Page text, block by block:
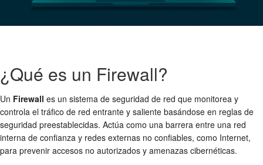
¿Qué es un Firewall?
Un Firewall es un sistema de seguridad de red que monitorea y
controla el tráfico de red entrante y saliente basándose en reglas de
seguridad preestablecidas. Actúa como una barrera entre una red
interna de confianza y redes externas no confiables, como Internet,
para prevenir accesos no autorizados y amenazas cibernéticas.